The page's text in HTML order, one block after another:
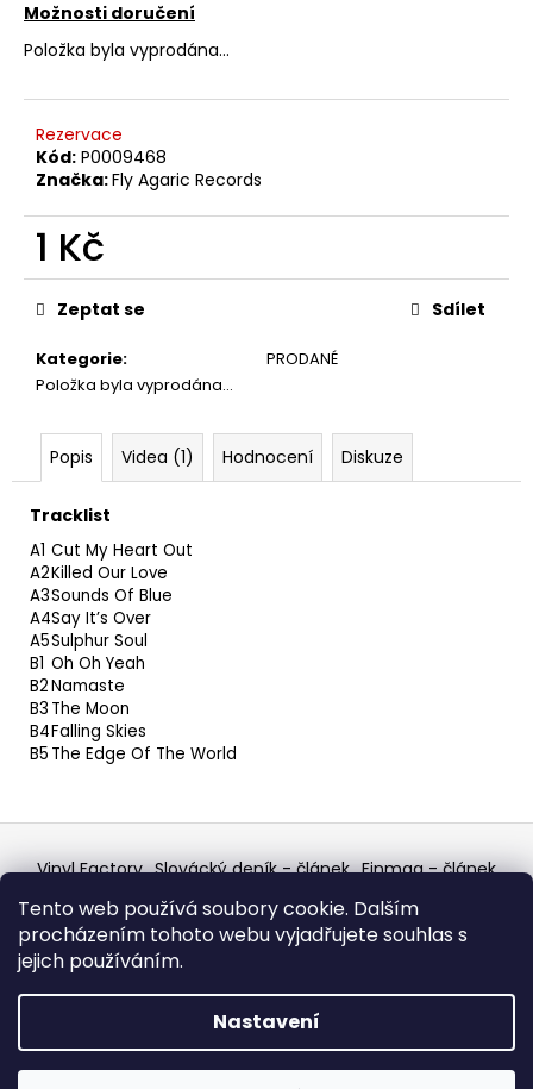
Tento web používá soubory cookie. Dalším
procházením tohoto webu vyjadřujete souhlas s
jejich používáním.
Nastavení
Možnosti doručení
Položka byla vyprodána…
Rezervace
Kód: P0009468
Značka:Fly Agaric Records
1 Kč
Měrná
cena:
Kategorie:
PRODANÉ
Položka byla vyprodána…
Zeptat se Sdílet
Popis Videa (1) Hodnocení Diskuze
Tracklist
A1 Cut My Heart Out
A2Killed Our Love
A3Sounds Of Blue
A4Say It’s Over
A5Sulphur Soul
B1 Oh Oh Yeah
B2Namaste
B3 The Moon
B4Falling Skies
B5 The Edge Of The World
č
u
e
m
e
SPEJBL
HURVÍNEK
–
ABECEDA
SLUŠNÉHO
CHOVÁNÍ
2LP
Z
á Vinyl Factory Slovácký deník - článek Finmag - článek
Discogs Profile Facebook výběr z hroznů
Top prodejce mincí Aukro
Vytvořil Shoptet
Copyright 2026W Records - osvědčený prodejce
bazarových LP, MC, CD, komiksů atd.. Všechna práva